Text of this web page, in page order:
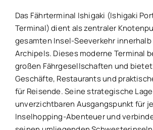
Das Fährterminal Ishigaki (Ishigaki
Terminal) dient als zentraler
gesamten Insel-Seeverkehr innerhalb
Archipels. Dieses moderne Terminal
großen Fährgesellschaften und
Geschäfte, Restaurants und
für Reisende. Seine strategische
unverzichtbaren Ausgangspunkt für
Inselhopping-Abenteuer und